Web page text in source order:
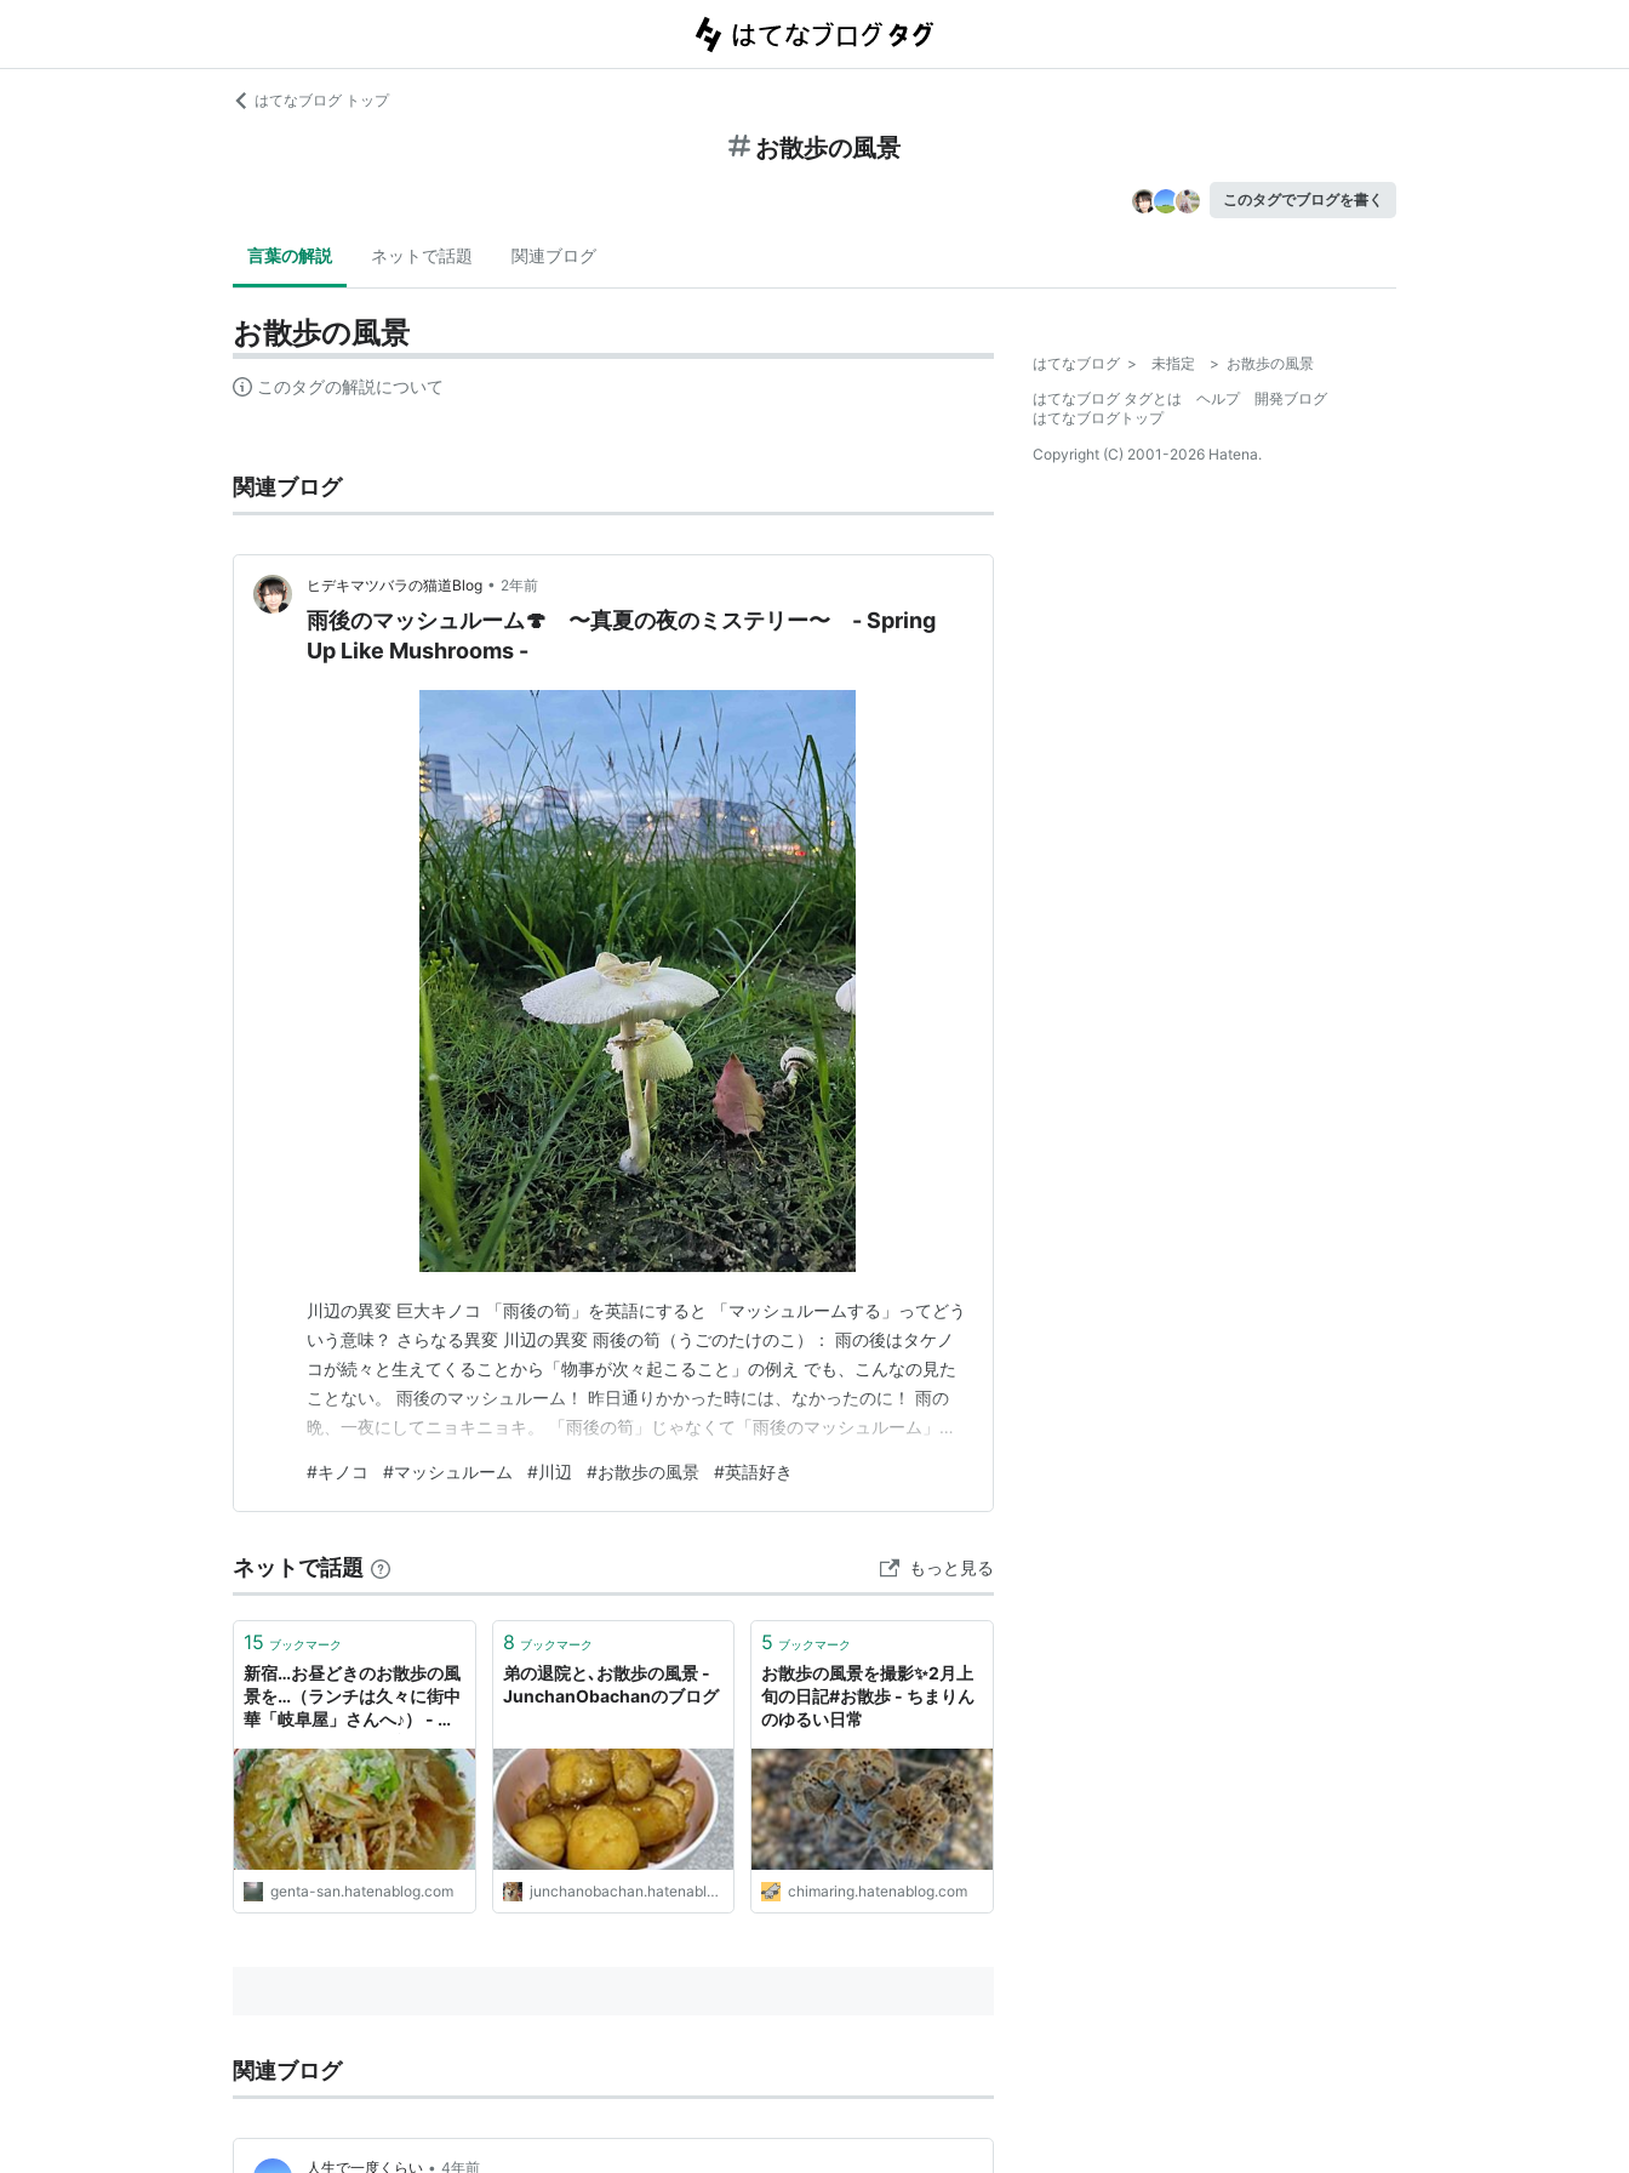
はてなブログ トップ
お散歩の風景
このタグでブログを書く
言葉の解説 ネットで話題 関連ブログ
お散歩の風景
このタグの解説について
関連ブログ
ヒデキマツバラの猫道Blog • 2年前
雨後のマッシュルーム🍄 〜真夏の夜のミステリー〜 - Spring
Up Like Mushrooms -
川辺の異変 巨大キノコ 「雨後の筍」を英語にすると 「マッシュルームする」ってどう
いう意味？ さらなる異変 川辺の異変 雨後の筍（うごのたけのこ）： 雨の後はタケノ
コが続々と生えてくることから「物事が次々起こること」の例え でも、こんなの見た
ことない。 雨後のマッシュルーム！ 昨日通りかかった時には、なかったのに！ 雨の
晩、一夜にしてニョキニョキ。 「雨後の筍」じゃなくて「雨後のマッシュルーム」だ
ッグサイズ。 最大のものだと、笠の直径が20センチ、高さは15センチにもなる。 手の
ひらを広げたほどの巨大キノコが群生…
#キノコ #マッシュルーム #川辺 #お散歩の風景 #英語好き
ネットで話題 もっと見る
15 ブックマーク
新宿…お昼どきのお散歩の風
景を…（ランチは久々に街中
華「岐阜屋」さんへ♪） - げ
genta-san.hatenablog.com
8 ブックマーク
弟の退院と､お散歩の風景 -
JunchanObachanのブログ
junchanobachan.hatenablog.com
5 ブックマーク
お散歩の風景を撮影✨2月上
旬の日記#お散歩 - ちまりん
のゆるい日常
chimaring.hatenablog.com
関連ブログ
人生で一度くらい • 4年前
はてなブログ > 未指定 > お散歩の風景
はてなブログ タグとは
ヘルプ
開発ブログ
はてなブログトップ
Copyright (C) 2001-2026 Hatena.